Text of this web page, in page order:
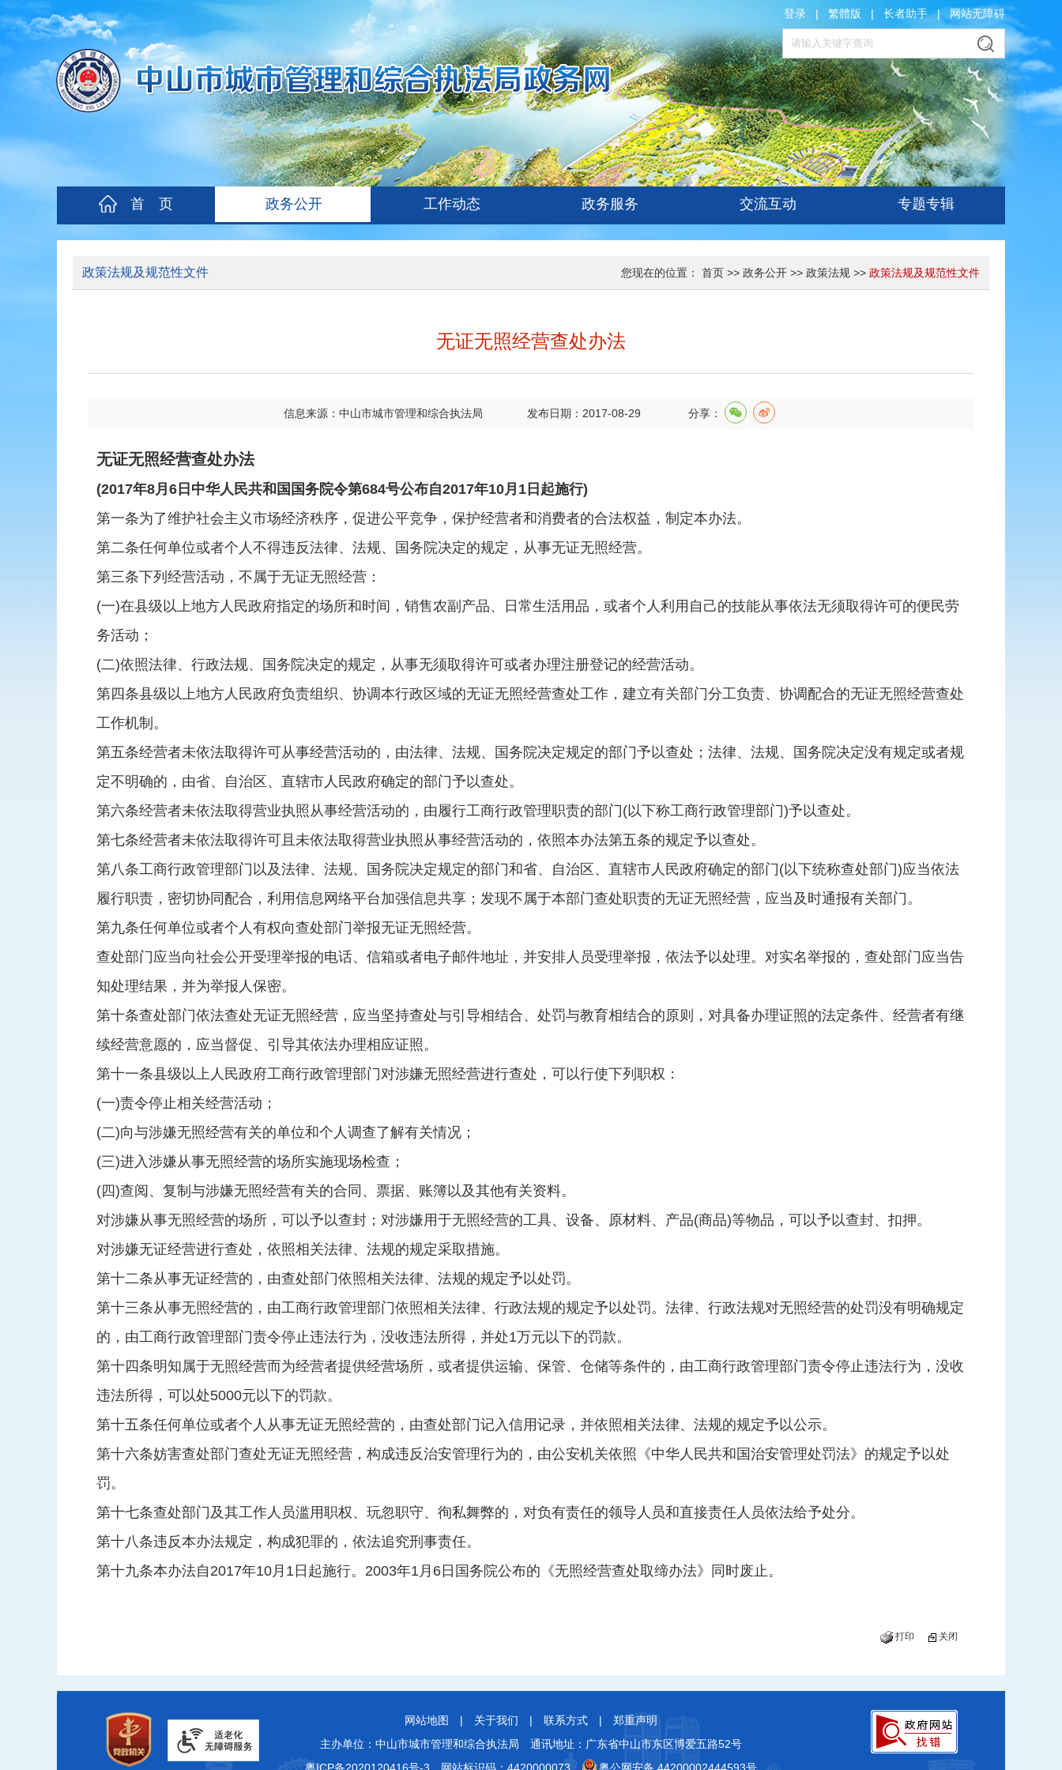
登录 | 繁體版 | 长者助手 | 网站无障碍
首 页 政务公开 工作动态 政务服务 交流互动 专题专辑
政策法规及规范性文件 您现在的位置： 首页 >> 政务公开 >> 政策法规 >> 政策法规及规范性文件
无证无照经营查处办法
信息来源：中山市城市管理和综合执法局 发布日期：2017-08-29 分享：
无证无照经营查处办法
(2017年8月6日中华人民共和国国务院令第684号公布自2017年10月1日起施行)
第一条为了维护社会主义市场经济秩序，促进公平竞争，保护经营者和消费者的合法权益，制定本办法。
第二条任何单位或者个人不得违反法律、法规、国务院决定的规定，从事无证无照经营。
第三条下列经营活动，不属于无证无照经营：
(一)在县级以上地方人民政府指定的场所和时间，销售农副产品、日常生活用品，或者个人利用自己的技能从事依法无须取得许可的便民劳
务活动；
(二)依照法律、行政法规、国务院决定的规定，从事无须取得许可或者办理注册登记的经营活动。
第四条县级以上地方人民政府负责组织、协调本行政区域的无证无照经营查处工作，建立有关部门分工负责、协调配合的无证无照经营查处
工作机制。
第五条经营者未依法取得许可从事经营活动的，由法律、法规、国务院决定规定的部门予以查处；法律、法规、国务院决定没有规定或者规
定不明确的，由省、自治区、直辖市人民政府确定的部门予以查处。
第六条经营者未依法取得营业执照从事经营活动的，由履行工商行政管理职责的部门(以下称工商行政管理部门)予以查处。
第七条经营者未依法取得许可且未依法取得营业执照从事经营活动的，依照本办法第五条的规定予以查处。
第八条工商行政管理部门以及法律、法规、国务院决定规定的部门和省、自治区、直辖市人民政府确定的部门(以下统称查处部门)应当依法
履行职责，密切协同配合，利用信息网络平台加强信息共享；发现不属于本部门查处职责的无证无照经营，应当及时通报有关部门。
第九条任何单位或者个人有权向查处部门举报无证无照经营。
查处部门应当向社会公开受理举报的电话、信箱或者电子邮件地址，并安排人员受理举报，依法予以处理。对实名举报的，查处部门应当告
知处理结果，并为举报人保密。
第十条查处部门依法查处无证无照经营，应当坚持查处与引导相结合、处罚与教育相结合的原则，对具备办理证照的法定条件、经营者有继
续经营意愿的，应当督促、引导其依法办理相应证照。
第十一条县级以上人民政府工商行政管理部门对涉嫌无照经营进行查处，可以行使下列职权：
(一)责令停止相关经营活动；
(二)向与涉嫌无照经营有关的单位和个人调查了解有关情况；
(三)进入涉嫌从事无照经营的场所实施现场检查；
(四)查阅、复制与涉嫌无照经营有关的合同、票据、账簿以及其他有关资料。
对涉嫌从事无照经营的场所，可以予以查封；对涉嫌用于无照经营的工具、设备、原材料、产品(商品)等物品，可以予以查封、扣押。
对涉嫌无证经营进行查处，依照相关法律、法规的规定采取措施。
第十二条从事无证经营的，由查处部门依照相关法律、法规的规定予以处罚。
第十三条从事无照经营的，由工商行政管理部门依照相关法律、行政法规的规定予以处罚。法律、行政法规对无照经营的处罚没有明确规定
的，由工商行政管理部门责令停止违法行为，没收违法所得，并处1万元以下的罚款。
第十四条明知属于无照经营而为经营者提供经营场所，或者提供运输、保管、仓储等条件的，由工商行政管理部门责令停止违法行为，没收
违法所得，可以处5000元以下的罚款。
第十五条任何单位或者个人从事无证无照经营的，由查处部门记入信用记录，并依照相关法律、法规的规定予以公示。
第十六条妨害查处部门查处无证无照经营，构成违反治安管理行为的，由公安机关依照《中华人民共和国治安管理处罚法》的规定予以处
罚。
第十七条查处部门及其工作人员滥用职权、玩忽职守、徇私舞弊的，对负有责任的领导人员和直接责任人员依法给予处分。
第十八条违反本办法规定，构成犯罪的，依法追究刑事责任。
第十九条本办法自2017年10月1日起施行。2003年1月6日国务院公布的《无照经营查处取缔办法》同时废止。
打印 关闭
网站地图 | 关于我们 | 联系方式 | 郑重声明
主办单位：中山市城市管理和综合执法局
通讯地址：广东省中山市东区博爱五路52号